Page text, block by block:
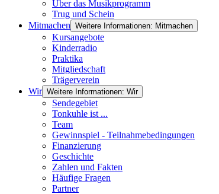
Über das Musikprogramm
Trug und Schein
Mitmachen Weitere Informationen: Mitmachen
Kursangebote
Kinderradio
Praktika
Mitgliedschaft
Trägerverein
Wir Weitere Informationen: Wir
Sendegebiet
Tonkuhle ist ...
Team
Gewinnspiel - Teilnahmebedingungen
Finanzierung
Geschichte
Zahlen und Fakten
Häufige Fragen
Partner